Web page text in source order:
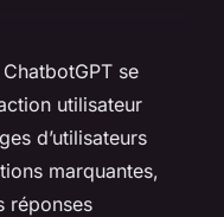
se
utilisateur
d’utilisateurs
marquantes,
réponses